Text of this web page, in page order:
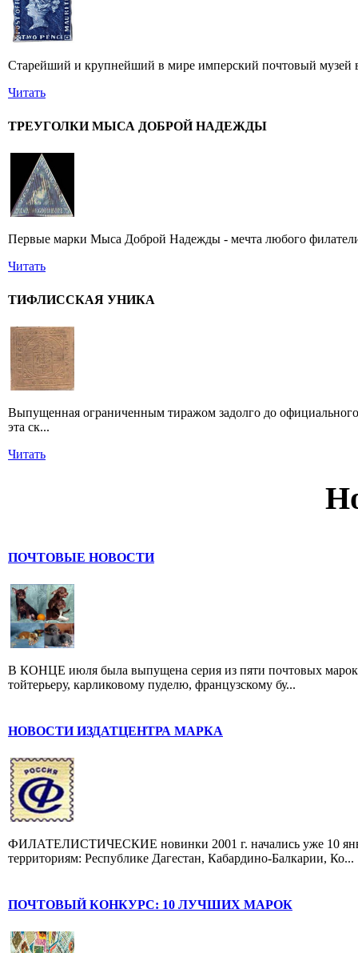
Старейший и крупнейший в мире имперский почтовый музей
Читать
ТРЕУГОЛКИ МЫСА ДОБРОЙ НАДЕЖДЫ
Первые марки Мыса Доброй Надежды - мечта любого
Читать
ТИФЛИССКАЯ УНИКА
Выпущенная ограниченным тиражом задолго до
эта ск...
Читать
ПОЧТОВЫЕ НОВОСТИ
В КОНЦЕ июля была выпущена серия из пяти почтовых
тойтерьеру, карликовому пуделю, французскому бу...
НОВОСТИ ИЗДАТЦЕНТРА МАРКА
ФИЛАТЕЛИСТИЧЕСКИЕ новинки 2001 г. начались уже 10
территориям: Республике Дагестан, Кабардино-Балкарии, Ко...
ПОЧТОВЫЙ КОНКУРС: 10 ЛУЧШИХ МАРОК